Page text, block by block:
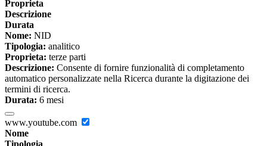
Proprieta
Descrizione
Durata
Nome: NID
Tipologia: analitico
Proprieta: terze parti
Descrizione: Consente di fornire funzionalità di completamento
automatico personalizzate nella Ricerca durante la digitazione dei
termini di ricerca.
Durata: 6 mesi
www.youtube.com
Nome